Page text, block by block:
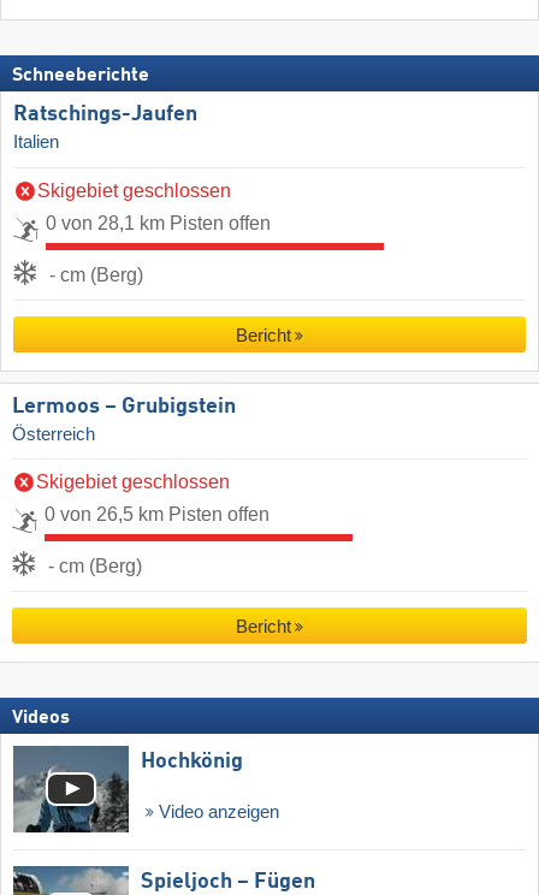
Schneeberichte
Ratschings-Jaufen
Italien
Skigebiet geschlossen
0 von 28,1 km Pisten offen
- cm (Berg)
Bericht
Lermoos – Grubigstein
Österreich
Skigebiet geschlossen
0 von 26,5 km Pisten offen
- cm (Berg)
Bericht
Videos
Hochkönig
Video anzeigen
Spieljoch – Fügen